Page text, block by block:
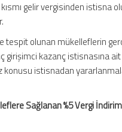
gelir vergisinden istisna
tespit olunan mükelleflerin
girişimci kazanç istisnasına ait
konusu istisnadan
Sağlanan %5 Vergi